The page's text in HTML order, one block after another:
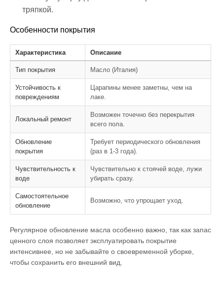
тряпкой.
Особенности покрытия
Характеристика Описание
Тип покрытия Масло (Италия)
Устойчивость к
повреждениям
Царапины менее заметны, чем на
лаке.
Локальный ремонт
Возможен точечно без перекрытия
всего пола.
Обновление
покрытия
Требует периодического обновления
(раз в 1-3 года).
Чувствительность к
воде
Чувствительно к стоячей воде, лужи
убирать сразу.
Самостоятельное
обновление
Возможно, что упрощает уход.
Регулярное обновление масла особенно важно, так как запас
ценного слоя позволяет эксплуатировать покрытие
интенсивнее, но не забывайте о своевременной уборке,
чтобы сохранить его внешний вид.